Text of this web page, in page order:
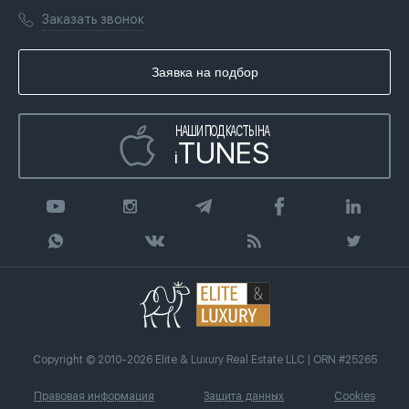
Гражданство ОАЭ
Книги
Инфографика
Агентство недвижимости
Заказать звонок
Заявка на подбор
НАШИ ПОДКАСТЫ НА
iTUNES
Copyright © 2010-2026 Elite & Luxury Real Estate LLC | ORN #25265
Правовая информация Защита данных Cookies